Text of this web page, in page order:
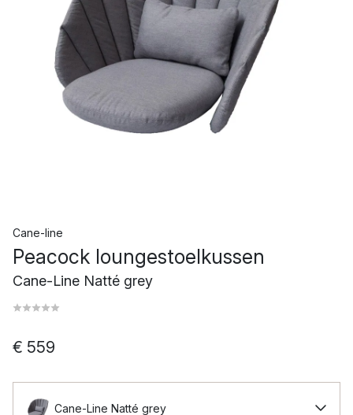
Cane-line
Peacock loungestoelkussen
Cane-Line Natté grey
€ 559
Cane-Line Natté grey